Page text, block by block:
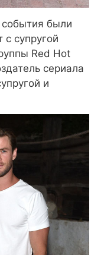
события были
супругой
Red Hot
сериала
и